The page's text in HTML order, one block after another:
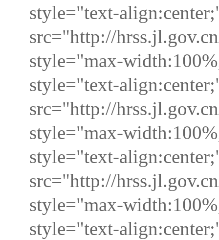
style="text-
src="http://
style="max-
style="text-
src="http://
style="max-
style="text-
src="http://
style="max-
style="text-